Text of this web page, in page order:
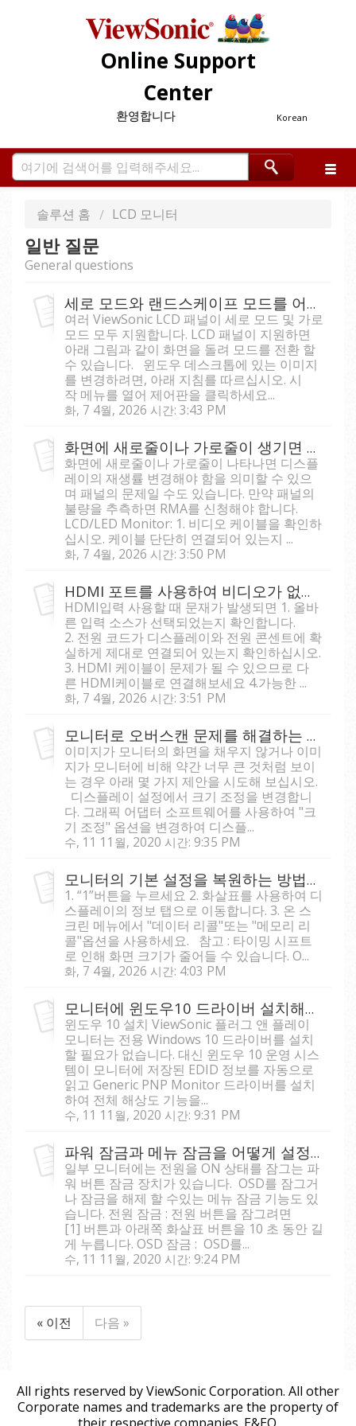
Online Support
Center
Korean
환영합니다
솔루션 홈 LCD 모니터
일반 질문
General questions
세로 모드와 랜드스케이프 모드를 어떻게 설정합니까?
여러 ViewSonic LCD 패널이 세로 모드 및 가로
모드 모두 지원합니다. LCD 패널이 지원하면
아래 그림과 같이 화면을 돌려 모드를 전환 할
수 있습니다. 윈도우 데스크톱에 있는 이미지
를 변경하려면, 아래 지침를 따르십시오. 시
작 메뉴를 열어 제어판을 클릭하세요...
화, 7 4월, 2026 시간: 3:43 PM
화면에 새로줄이나 가로줄이 생기면 어떻게 하나요?
화면에 새로줄이나 가로줄이 나타나면 디스플
레이의 재생률 변경해야 함을 의미할 수 있으
며 패널의 문제일 수도 있습니다. 만약 패널의
불량을 추측하면 RMA를 신청해야 합니다.
LCD/LED Monitor: 1. 비디오 케이블을 확인하
십시오. 케이블 단단히 연결되어 있는지 ...
화, 7 4월, 2026 시간: 3:50 PM
HDMI 포트를 사용하여 비디오가 없을 경우 어떻게 해야 하는가?
HDMI입력 사용할 때 문재가 발생되면 1. 올바
른 입력 소스가 선택되었는지 확인합니다.
2. 전원 코드가 디스플레이와 전원 콘센트에 확
실하게 제대로 연결되어 있는지 확인하십시오.
3. HDMI 케이블이 문제가 될 수 있으므로 다
른 HDMI케이블로 연결해보세요 4.가능한 ...
화, 7 4월, 2026 시간: 3:51 PM
모니터로 오버스캔 문제를 해결하는 방법은?
이미지가 모니터의 화면을 채우지 않거나 이미
지가 모니터에 비해 약간 너무 큰 것처럼 보이
는 경우 아래 몇 가지 제안을 시도해 보십시오.
디스플레이 설정에서 크기 조정을 변경합니
다. 그래픽 어댑터 소프트웨어를 사용하여 "크
기 조정" 옵션을 변경하여 디스플...
수, 11 11월, 2020 시간: 9:35 PM
모니터의 기본 설정을 복원하는 방법은 무엇인가요?
1. “1”버튼을 누르세요 2. 화살표를 사용하여 디
스플레이의 정보 탭으로 이동합니다. 3. 온 스
크린 메뉴에서 "데이터 리콜"또는 "메모리 리
콜"옵션을 사용하세요. 참고 : 타이밍 시프트
로 인해 화면 크기가 줄어들 수 있습니다. O...
화, 7 4월, 2026 시간: 4:03 PM
모니터에 윈도우10 드라이버 설치해애 되나요?
윈도우 10 설치 ViewSonic 플러그 앤 플레이
모니터는 전용 Windows 10 드라이버를 설치
할 필요가 없습니다. 대신 윈도우 10 운영 시스
템이 모니터에 저장된 EDID 정보를 자동으로
읽고 Generic PNP Monitor 드라이버를 설치
하여 전체 해상도 기능을...
수, 11 11월, 2020 시간: 9:31 PM
파워 잠금과 메뉴 잠금을 어떻게 설정하나요?
일부 모니터에는 전원을 ON 상태를 잠그는 파
워 버튼 잠금 장치가 있습니다. OSD를 잠그거
나 잠금을 해제 할 수있는 메뉴 잠금 기능도 있
습니다. 전원 잠금 : 전원 버튼을 잠그려면
[1] 버튼과 아래쪽 화살표 버튼을 10 초 동안 길
게 누릅니다. OSD 잠금 : OSD를...
수, 11 11월, 2020 시간: 9:24 PM
« 이전 다음 »
All rights reserved by ViewSonic Corporation. All other
Corporate names and trademarks are the property of